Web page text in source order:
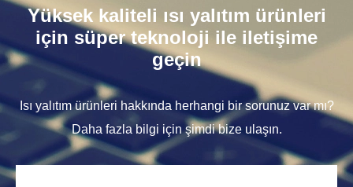
Yüksek kaliteli ısı yalıtım ürünleri
için süper teknoloji ile iletişime
geçin
Isı yalıtım ürünleri hakkında herhangi bir sorunuz var mı?
Daha fazla bilgi için şimdi bize ulaşın.